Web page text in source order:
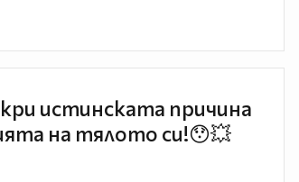
истинската причина
на тялото си!😯💥